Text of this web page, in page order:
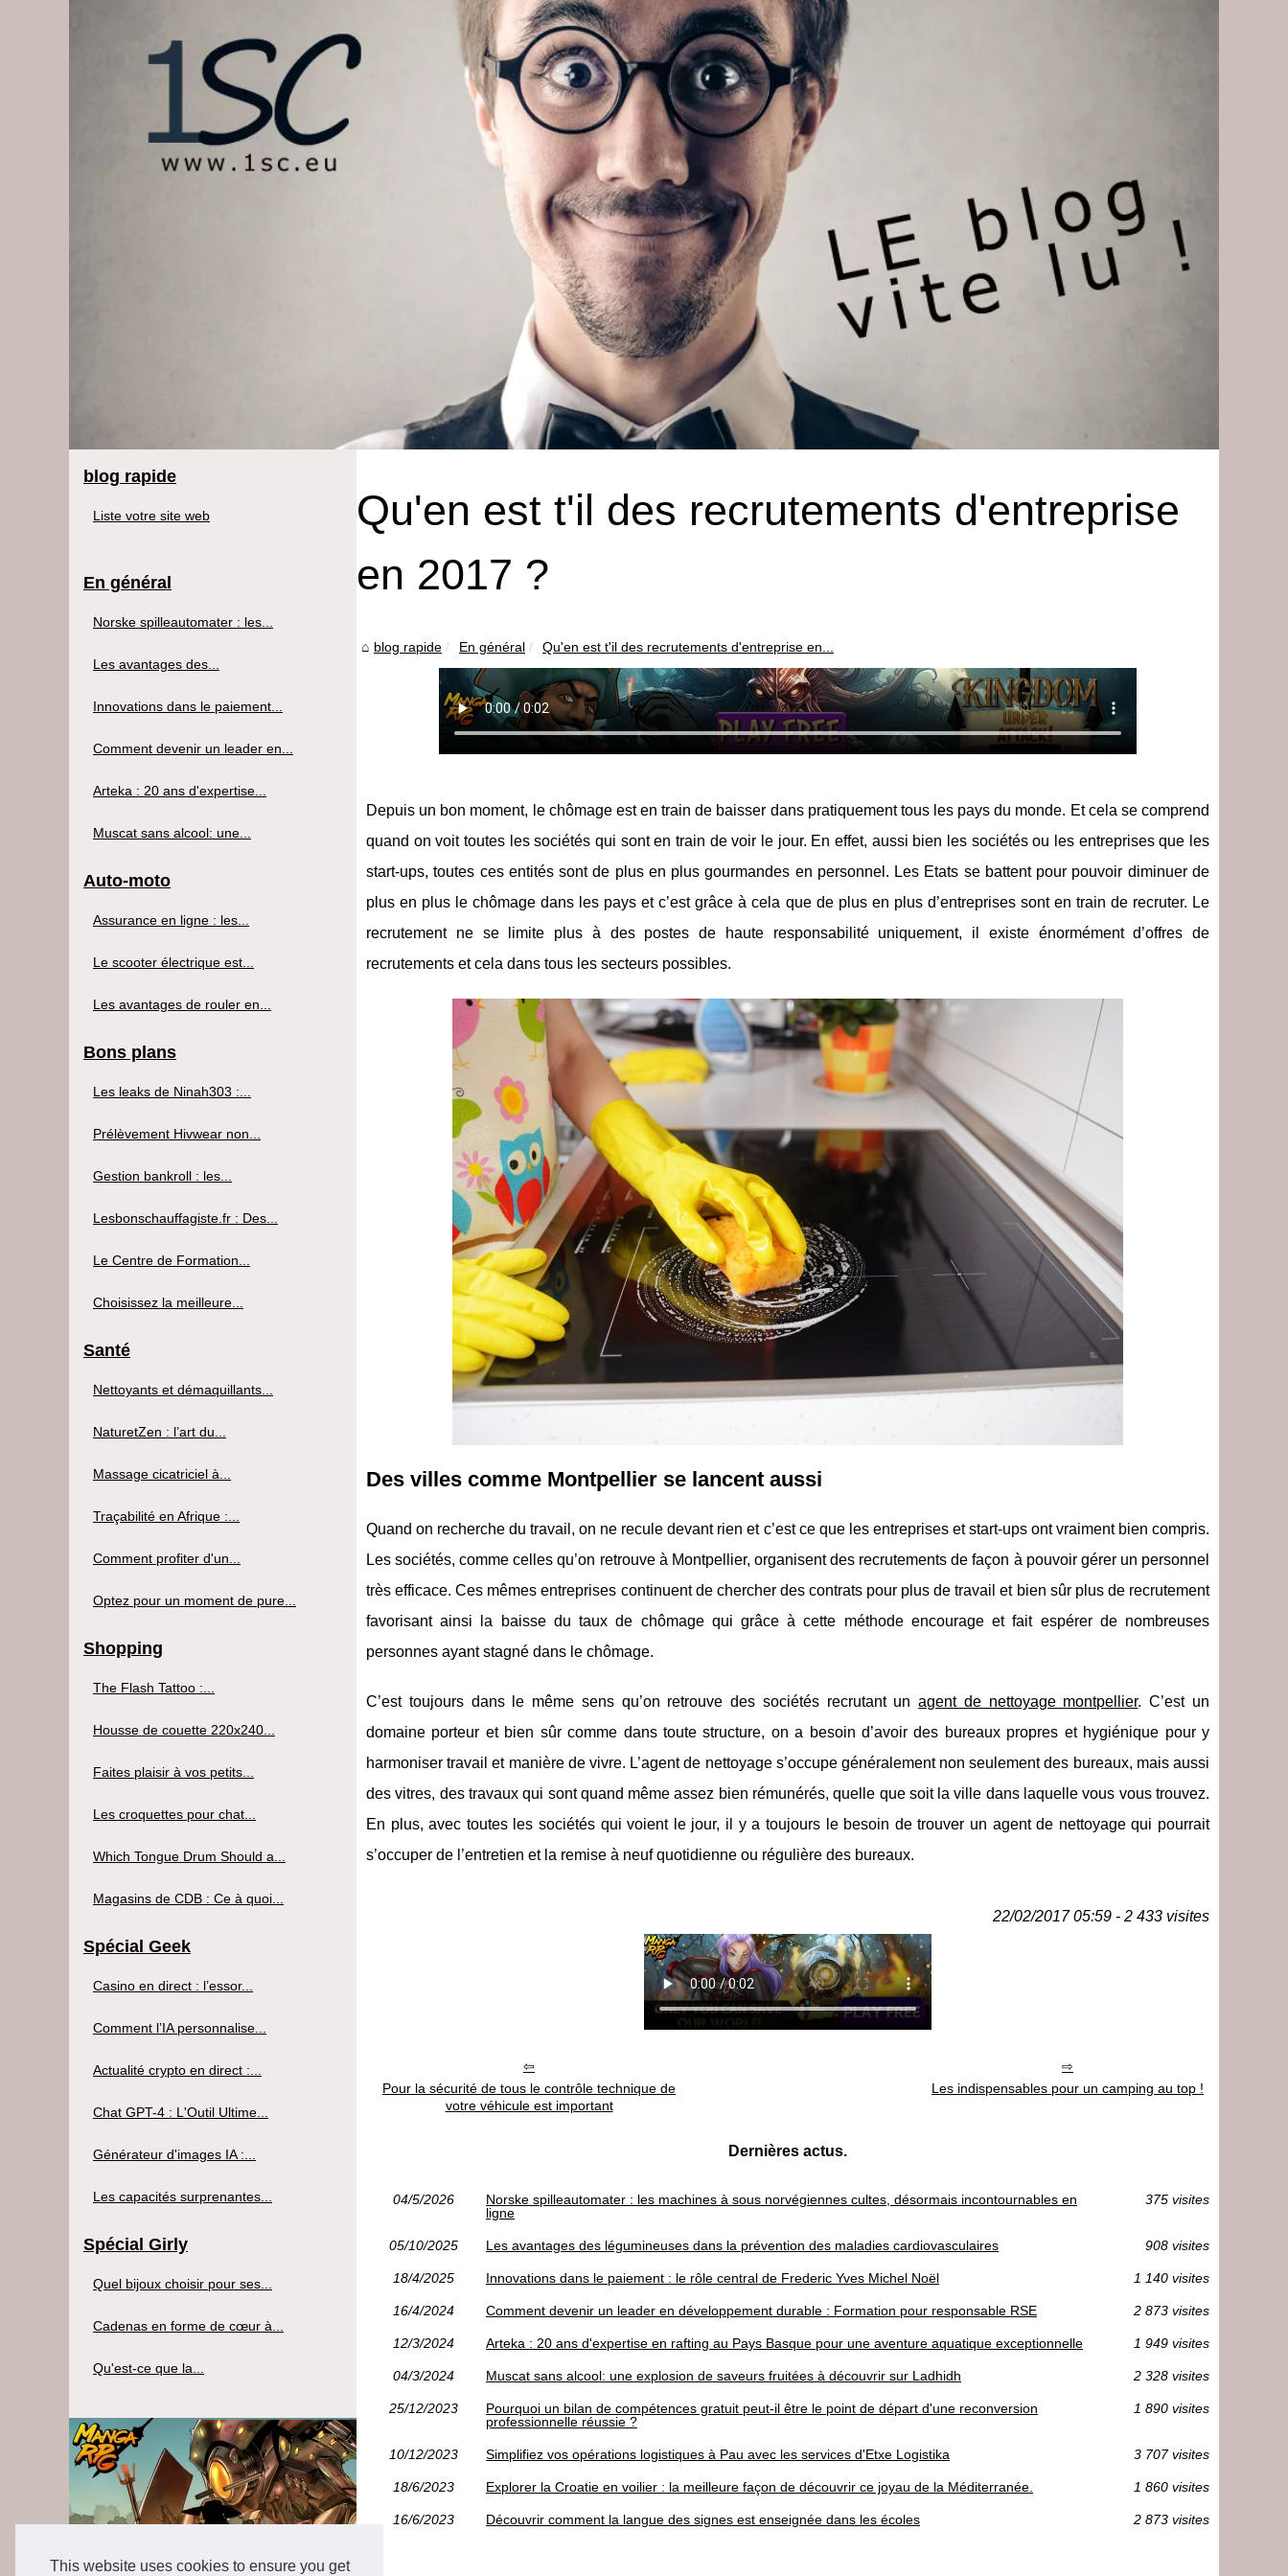
This website uses cookies to ensure you get
Qu'en est t'il des recrutements d'entreprise
en 2017 ?
blog rapide En général Qu'en est t'il des recrutements d'entreprise en...
Depuis un bon moment, le chômage est en train de baisser dans pratiquement tous les pays du monde. Et cela se comprend
quand on voit toutes les sociétés qui sont en train de voir le jour. En effet, aussi bien les sociétés ou les entreprises que les
start-ups, toutes ces entités sont de plus en plus gourmandes en personnel. Les Etats se battent pour pouvoir diminuer de
plus en plus le chômage dans les pays et c’est grâce à cela que de plus en plus d’entreprises sont en train de recruter. Le
recrutement ne se limite plus à des postes de haute responsabilité uniquement, il existe énormément d’offres de
recrutements et cela dans tous les secteurs possibles.
Des villes comme Montpellier se lancent aussi
Quand on recherche du travail, on ne recule devant rien et c’est ce que les entreprises et start-ups ont vraiment bien compris.
Les sociétés, comme celles qu’on retrouve à Montpellier, organisent des recrutements de façon à pouvoir gérer un personnel
très efficace. Ces mêmes entreprises continuent de chercher des contrats pour plus de travail et bien sûr plus de recrutement
favorisant ainsi la baisse du taux de chômage qui grâce à cette méthode encourage et fait espérer de nombreuses
personnes ayant stagné dans le chômage.
C’est toujours dans le même sens qu’on retrouve des sociétés recrutant unagent de nettoyage montpellier. C’est un
domaine porteur et bien sûr comme dans toute structure, on a besoin d’avoir des bureaux propres et hygiénique pour y
harmoniser travail et manière de vivre. L’agent de nettoyage s’occupe généralement non seulement des bureaux, mais aussi
des vitres, des travaux qui sont quand même assez bien rémunérés, quelle que soit la ville dans laquelle vous vous trouvez.
En plus, avec toutes les sociétés qui voient le jour, il y a toujours le besoin de trouver un agent de nettoyage qui pourrait
s’occuper de l’entretien et la remise à neuf quotidienne ou régulière des bureaux.
22/02/2017 05:59 - 2 433 visites
Pour la sécurité de tous le contrôle technique de
votre véhicule est important
Les indispensables pour un camping au top !
Dernières actus.
04/5/2026
Norske spilleautomater : les machines à sous norvégiennes cultes, désormais incontournables en
ligne
375 visites
05/10/2025 Les avantages des légumineuses dans la prévention des maladies cardiovasculaires 908 visites
18/4/2025 Innovations dans le paiement : le rôle central de Frederic Yves Michel Noël 1 140 visites
16/4/2024 Comment devenir un leader en développement durable : Formation pour responsable RSE 2 873 visites
12/3/2024 Arteka : 20 ans d'expertise en rafting au Pays Basque pour une aventure aquatique exceptionnelle 1 949 visites
04/3/2024 Muscat sans alcool: une explosion de saveurs fruitées à découvrir sur Ladhidh 2 328 visites
25/12/2023
Pourquoi un bilan de compétences gratuit peut-il être le point de départ d'une reconversion
professionnelle réussie ?
1 890 visites
10/12/2023 Simplifiez vos opérations logistiques à Pau avec les services d'Etxe Logistika 3 707 visites
18/6/2023 Explorer la Croatie en voilier : la meilleure façon de découvrir ce joyau de la Méditerranée. 1 860 visites
16/6/2023 Découvrir comment la langue des signes est enseignée dans les écoles 2 873 visites
blog rapide
Liste votre site web
En général
Norske spilleautomater : les...
Les avantages des...
Innovations dans le paiement...
Comment devenir un leader en...
Arteka : 20 ans d'expertise...
Muscat sans alcool: une...
Auto-moto
Assurance en ligne : les...
Le scooter électrique est...
Les avantages de rouler en...
Bons plans
Les leaks de Ninah303 :...
Prélèvement Hivwear non...
Gestion bankroll : les...
Lesbonschauffagiste.fr : Des...
Le Centre de Formation...
Choisissez la meilleure...
Santé
Nettoyants et démaquillants...
NaturetZen : l’art du...
Massage cicatriciel à...
Traçabilité en Afrique :...
Comment profiter d'un...
Optez pour un moment de pure...
Shopping
The Flash Tattoo :...
Housse de couette 220x240...
Faites plaisir à vos petits...
Les croquettes pour chat...
Which Tongue Drum Should a...
Magasins de CDB : Ce à quoi...
Spécial Geek
Casino en direct : l’essor...
Comment l’IA personnalise...
Actualité crypto en direct :...
Chat GPT-4 : L'Outil Ultime...
Générateur d'images IA :...
Les capacités surprenantes...
Spécial Girly
Quel bijoux choisir pour ses...
Cadenas en forme de cœur à...
Qu'est-ce que la...